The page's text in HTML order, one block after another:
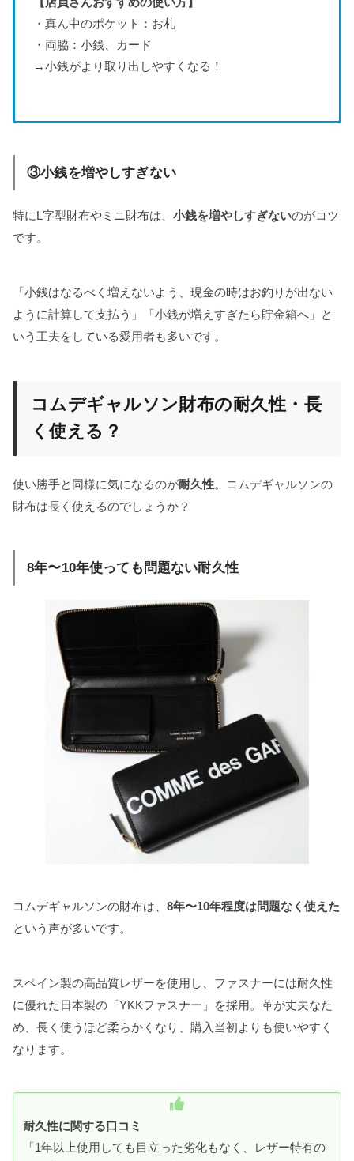
・真ん中のポケット：お札
・両脇：小銭、カード
→小銭がより取り出しやすくなる！
③小銭を増やしすぎない
特にL字型財布やミニ財布は、 小銭を増やしすぎないのがコツ
です。
「小銭はなるべく増えないよう、現金の時はお釣りが出ない
ように計算して支払う」「小銭が増えすぎたら貯金箱へ」と
いう工夫をしている愛用者も多いです。
コムデギャルソン財布の耐久性・長
く使える？
使い勝手と同様に気になるのが耐久性。コムデギャルソンの
財布は長く使えるのでしょうか？
8年〜10年使っても問題ない耐久性
コムデギャルソンの財布は、 8年〜10年程度は問題なく使えた
という声が多いです。
スペイン製の高品質レザーを使用し、ファスナーには耐久性
に優れた日本製の「YKKファスナー」を採用。革が丈夫なた
め、長く使うほど柔らかくなり、購入当初よりも使いやすく
なります。
耐久性に関する口コミ
「1年以上使用しても目立った劣化もなく、レザー特有の